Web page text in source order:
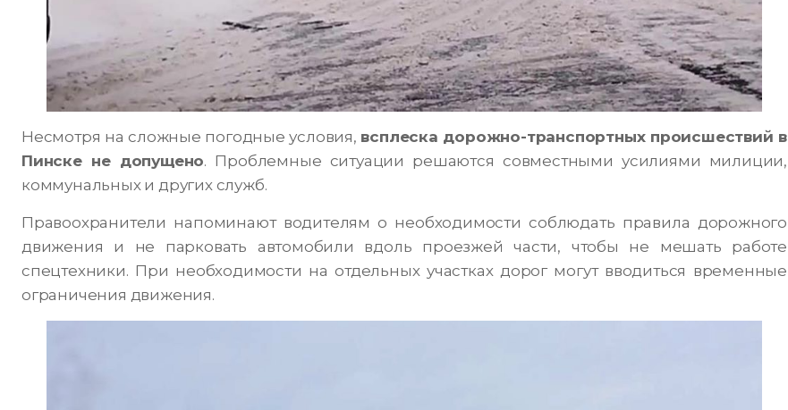
Несмотря на сложные погодные условия, всплеска дорожно-транспортных происшествий в
Пинске не допущено. Проблемные ситуации решаются совместными усилиями милиции,
коммунальных и других служб.
Правоохранители напоминают водителям о необходимости соблюдать правила дорожного
движения и не парковать автомобили вдоль проезжей части, чтобы не мешать работе
спецтехники. При необходимости на отдельных участках дорог могут вводиться временные
ограничения движения.